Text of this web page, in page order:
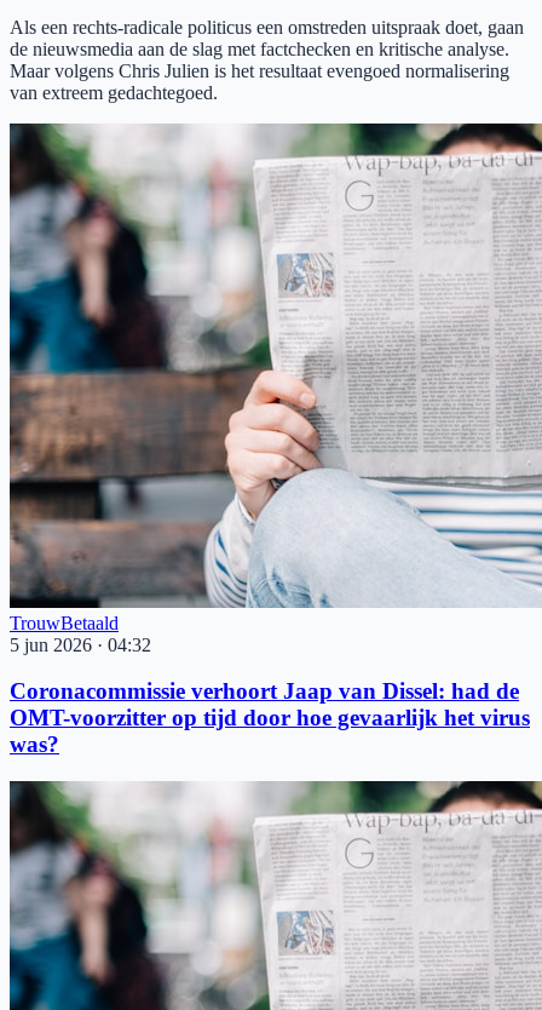
Als een rechts-radicale politicus een omstreden uitspraak doet, gaan
de nieuwsmedia aan de slag met factchecken en kritische analyse.
Maar volgens Chris Julien is het resultaat evengoed normalisering
van extreem gedachtegoed.
TrouwBetaald
5 jun 2026 · 04:32
Coronacommissie verhoort Jaap van Dissel: had de
OMT-voorzitter op tijd door hoe gevaarlijk het virus
was?